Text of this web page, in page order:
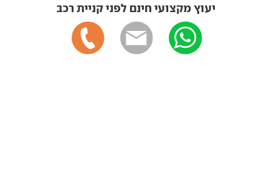
יעוץ מקצועי חינם לפני קניית רכב